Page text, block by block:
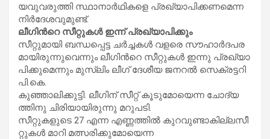
യ​​​വു​​​വ​​​രു​​​ത്തി സ്ഥാ​​​നാ​​​ർ​​​ഥി​​​ക​​​ളെ പ്ര​​​ഖ്യാ​​​പി​​​ക്ക​​​ണ​​​മെ​​​ന്ന
നി​​​ർ​​​ദേ​​​ശ​​​വു​​​മു​​​ണ്ട്.
ലീ​ഗി​ന്‍റെ സീ​റ്റു​ക​ൾ ഇ​ന്ന് പ്ര​ഖ്യാ​പി​ക്കും
സീ​​​​റ്റു​​​​മാ​​​​യി ബ​​​​ന്ധ​​​​പ്പെ​​​​ട്ട ച​​​​ർ​​​​ച്ച​​​​ക​​​​ൾ വ​​​​ള​​​​രെ സൗ​​​​ഹാ​​​​ർ​​​​ദ​​​​പ​​​​ര​​​​
മാ​​​യി​​​രു​​​ന്നു​​​വെ​​​​ന്നും ലീ​​​​ഗി​​​​ന്‍റെ സീ​​​​റ്റു​​​ക​​​ൾ ഇ​​​​ന്നു പ്ര​​​​ഖ്യാ​​​​
പി​​​​ക്കു​​​​മെ​​​​ന്നും മു​​​​സ്‌​​​ലിം ​ലീ​​​​ഗ് ദേ​​​​ശീ​​​​യ ജ​​​​ന​​​​റ​​​​ൽ സെ​​​​ക്ര​​​​ട്ട​​​​റി
പി.​​​​കെ.
കു​​​​ഞ്ഞാ​​​​ലി​​​​ക്കു​​​​ട്ടി. ലീ​​​​ഗി​​​​ന് സീ​​​​റ്റ് കൂ​​​​ടു​​​​മോ​​​​യെ​​​​ന്ന ചോ​​​​ദ്യ​​​​
ത്തി​​​​നു ചി​​​​രി​​​​യാ​​​​യി​​​​രു​​​​ന്നു മ​​​​റു​​​​പ​​​​ടി.
സീ​​​​റ്റു​​​​ക​​​​ളു​​​​ടെ 27 എ​​​​ന്ന എ​​​​ണ്ണ​​​​ത്തി​​​​ൽ കു​​​​റ​​​​വു​​​​ണ്ടാ​​​​കി​​​​ല്ലസീ​​​​
റ്റു​​​​ക​​​​ൾ മാ​​​​റി മ​​​​ത്സ​​​​രി​​​​ക്കു​​​​മോ​​​​യെ​​​​ന്ന